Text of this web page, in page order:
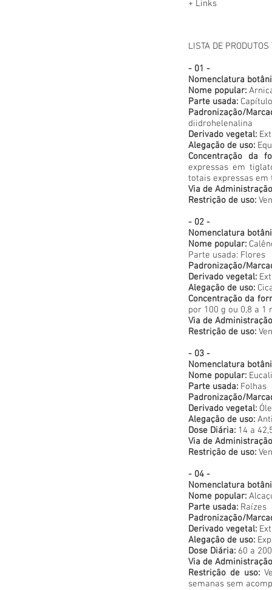
+ Links
LISTA DE
- 01 -
Nomenclatura
Nome popular:
Parte usada:
Padronização/
diidrohelenalina
Derivado vegetal:
Alegação de uso:
Concentração da
expressas em
totais expressas
Via de
Restrição de uso:
- 02 -
Nomenclatura
Nome popular:
Parte usada: Flores
Padronização/
Derivado vegetal:
Alegação de uso:
Concentração da
por 100 g ou 0,8 a
Via de
Restrição de uso:
- 03 -
Nomenclatura
Nome popular:
Parte usada: Folhas
Padronização/
Derivado vegetal:
Alegação de uso:
Dose Diária: 14 a
Via de
Restrição de uso:
- 04 -
Nomenclatura
Nome popular:
Parte usada: Raízes
Padronização/
Derivado vegetal:
Alegação de uso:
Dose Diária: 60 a
Via de
Restrição de uso:
semanas sem